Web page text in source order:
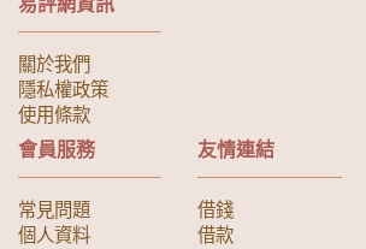
易評網資訊
關於我們
隱私權政策
使用條款
會員服務
常見問題
個人資料
友情連結
借錢
借款